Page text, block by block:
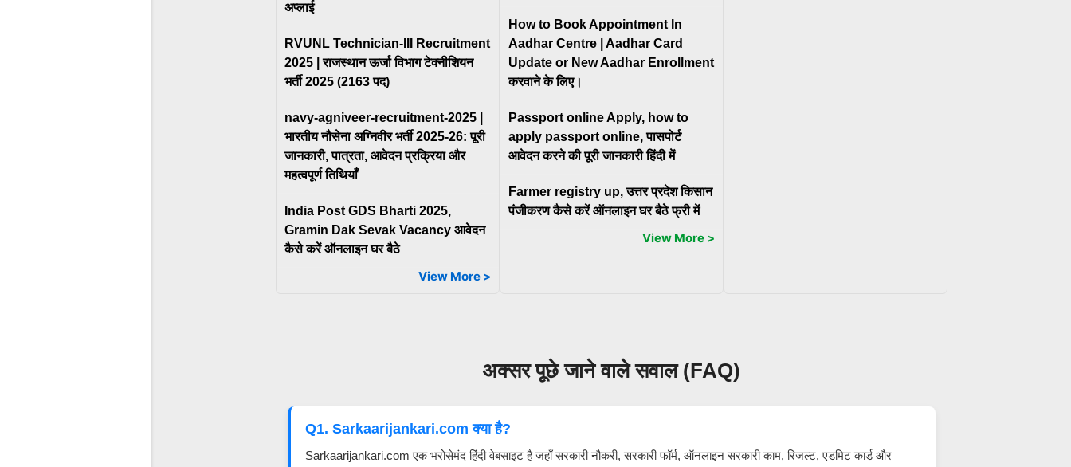
अप्लाई
RVUNL Technician-III Recruitment
2025 | राजस्थान ऊर्जा विभाग टेक्नीशियन
भर्ती 2025 (2163 पद)
navy-agniveer-recruitment-2025 |
भारतीय नौसेना अग्निवीर भर्ती 2025-26: पूरी
जानकारी, पात्रता, आवेदन प्रक्रिया और
महत्वपूर्ण तिथियाँ
India Post GDS Bharti 2025,
Gramin Dak Sevak Vacancy आवेदन
कैसे करें ऑनलाइन घर बैठे
View More >
How to Book Appointment In
Aadhar Centre | Aadhar Card
Update or New Aadhar Enrollment
करवाने के लिए।
Passport online Apply, how to
apply passport online, पासपोर्ट
आवेदन करने की पूरी जानकारी हिंदी में
Farmer registry up, उत्तर प्रदेश किसान
पंजीकरण कैसे करें ऑनलाइन घर बैठे फ्री में
View More >
अक्सर पूछे जाने वाले सवाल (FAQ)
Q1. Sarkaarijankari.com क्या है?
Sarkaarijankari.com एक भरोसेमंद हिंदी वेबसाइट है जहाँ सरकारी नौकरी, सरकारी फॉर्म, ऑनलाइन सरकारी काम, रिजल्ट, एडमिट कार्ड और